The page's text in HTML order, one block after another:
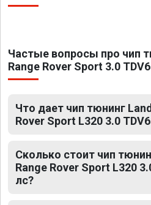
Частые вопросы про чип
Range Rover Sport 3.0
Что дает чип тюнинг
Rover Sport L320 3.0
Сколько стоит чип
Range Rover Sport L320
лс?